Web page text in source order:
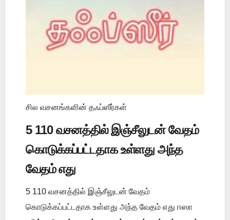
சில வசனங்களின் தஃப்ஸீர்கள்
5 110 வசனத்தில் இஞ்சீலுடன் வேதம்
கொடுக்கப்பட்டதாக உள்ளது அந்த
வேதம் எது
5 110 வசனத்தில் இஞ்சீலுடன் வேதம்
கொடுக்கப்பட்டதாக உள்ளது அந்த வேதம் எது ஈஸா